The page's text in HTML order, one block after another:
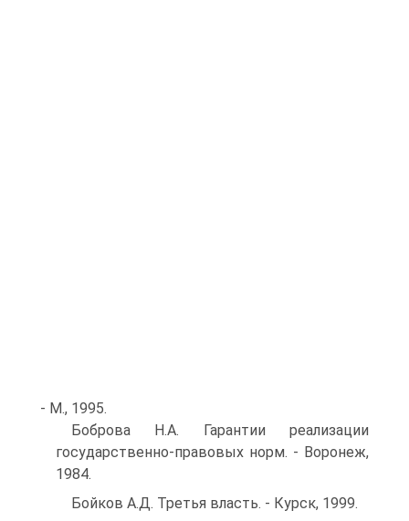
- М., 1995.
Боброва Н.А. Гарантии реализации
государственно-правовых норм. - Воронеж,
1984.
Бойков А.Д. Третья власть. - Курск, 1999.